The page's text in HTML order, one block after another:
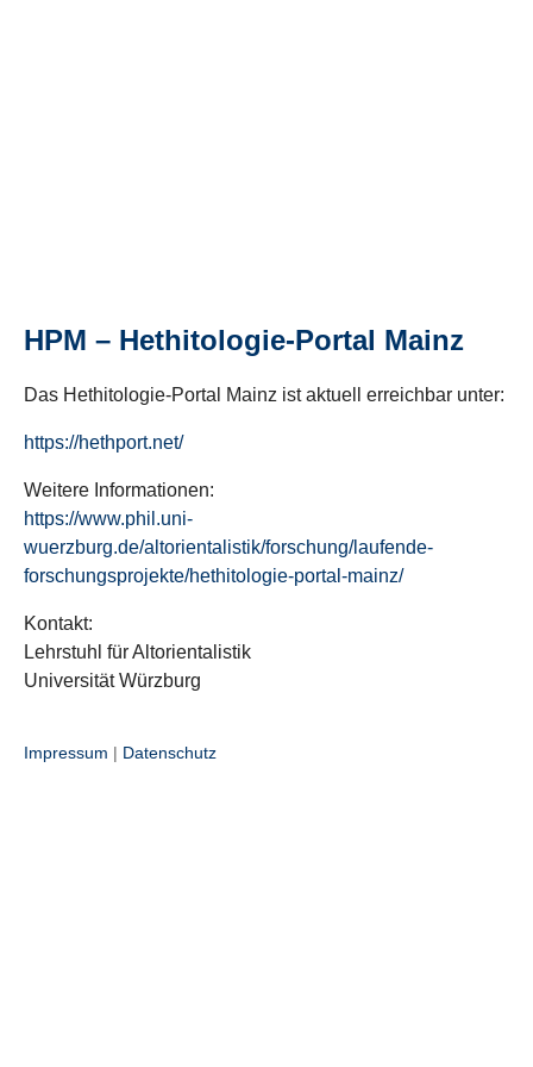
HPM – Hethitologie-Portal Mainz
Das Hethitologie-Portal Mainz ist aktuell erreichbar unter:
https://hethport.net/
Weitere Informationen:
https://www.phil.uni-
wuerzburg.de/altorientalistik/forschung/laufende-
forschungsprojekte/hethitologie-portal-mainz/
Kontakt:
Lehrstuhl für Altorientalistik
Universität Würzburg
Impressum | Datenschutz